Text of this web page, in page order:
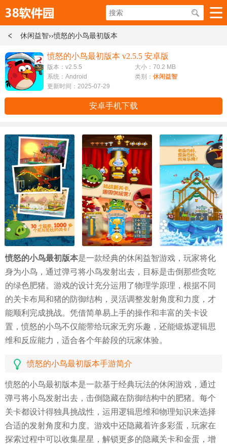
休闲益智››愤怒的小鸟最初版本
愤怒的小鸟最初版本 v2.5.5 安卓版
版本：v2.5.5
大小：70.2 MB
系统：Android
类别： 休闲益智
更新时间：2025-07-29
安卓手机下载
愤怒的小鸟最初版本是一款经典的休闲益智游戏，玩家将化
身为小鸟，通过弹弓将小鸟发射出去，目标是击倒那些贪吃
的绿色肥猪。游戏的设计充分运用了物理学原理，根据不同
的关卡布局和猪的防御结构，灵活调整发射角度和力度，才
能顺利完成挑战。凭借简单易上手的操作和丰富的关卡设
置，愤怒的小鸟不仅能带给玩家无穷乐趣，还能锻炼逻辑思
维和反应能力，适合各个年龄段的玩家体验。
愤怒的小鸟最初版本手游简介
愤怒的小鸟最初版本是一款基于经典玩法的休闲游戏，通过
弹弓将小鸟发射出去，击倒隐藏在防御结构中的肥猪。每个
关卡都设计得独具挑战性，运用逻辑思维和物理知识来选择
合适的发射角度和力度。游戏中还隐藏着许多彩蛋，玩家在
探索过程中可以收集星星，解锁更多的隐藏关卡和金蛋，增